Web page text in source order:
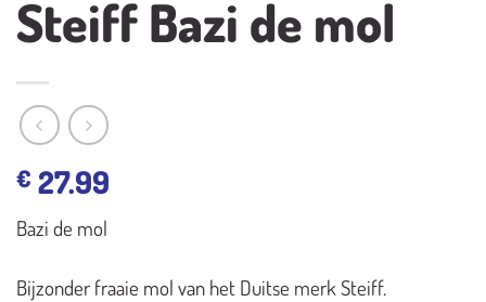
Steiff Bazi de mol
€ 27.99
Bazi de mol
Bijzonder fraaie mol van het Duitse merk Steiff.